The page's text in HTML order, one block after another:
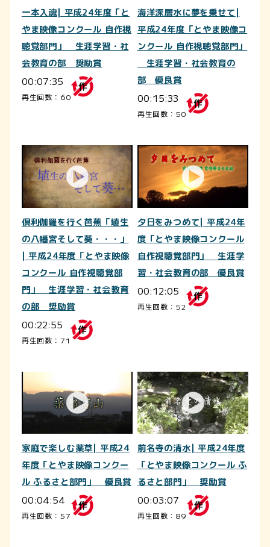
一本入魂| 平成24年度「と
やま映像コンクール 自作視
聴覚部門」 生涯学習・社
会教育の部 奨励賞
00:07:35
再生回数：60
海洋深層水に夢を乗せて|
平成24年度「とやま映像コ
ンクール 自作視聴覚部門」
生涯学習・社会教育の
部 優良賞
00:15:33
再生回数：50
倶利伽羅を行く芭蕉「埴生
の八幡宮そして葵・・・」
| 平成24年度「とやま映像
コンクール 自作視聴覚部
門」 生涯学習・社会教育
の部 奨励賞
00:22:55
再生回数：71
夕日をみつめて| 平成24年
度「とやま映像コンクール
自作視聴覚部門」 生涯学
習・社会教育の部 優良賞
00:12:05
再生回数：52
家庭で楽しむ薬草| 平成24
年度「とやま映像コンクー
ル ふるさと部門」 優良賞
00:04:54
再生回数：57
前名寺の清水| 平成24年度
「とやま映像コンクール ふ
るさと部門」 奨励賞
00:03:07
再生回数：89